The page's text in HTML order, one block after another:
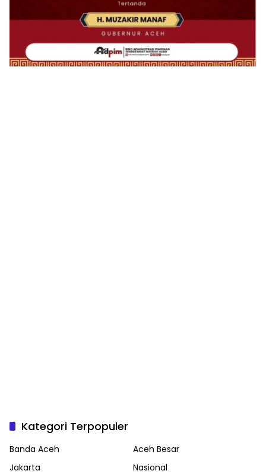
Kategori Terpopuler
Banda Aceh
Aceh Besar
Jakarta
Nasional